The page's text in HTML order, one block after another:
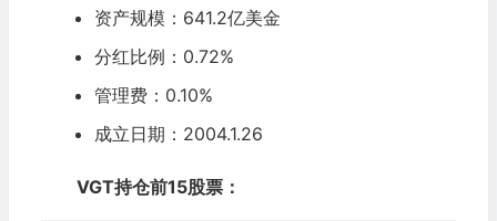
资产规模：641.2亿美金
分红比例：0.72%
管理费：0.10%
成立日期：2004.1.26
VGT持仓前15股票：